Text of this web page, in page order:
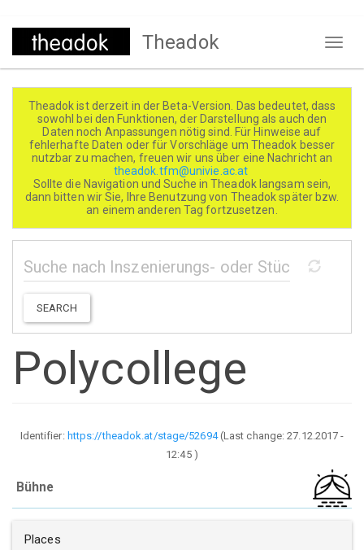
Direkt
Theadok
Theadok ist derzeit in der Beta-Version. Das bedeutet, dass
sowohl bei den Funktionen, der Darstellung als auch den
Daten noch Anpassungen nötig sind. Für Hinweise auf
fehlerhafte Daten oder für Vorschläge um Theadok besser
nutzbar zu machen, freuen wir uns über eine Nachricht an
theadok.tfm@univie.ac.at
Sollte die Navigation und Suche in Theadok langsam sein,
dann bitten wir Sie, Ihre Benutzung von Theadok später bzw.
an einem anderen Tag fortzusetzen.
SEARCH
Polycollege
Identifier: https://theadok.at/stage/52694(Last change:27.12.2017 -
12:45)
Bühne
Places